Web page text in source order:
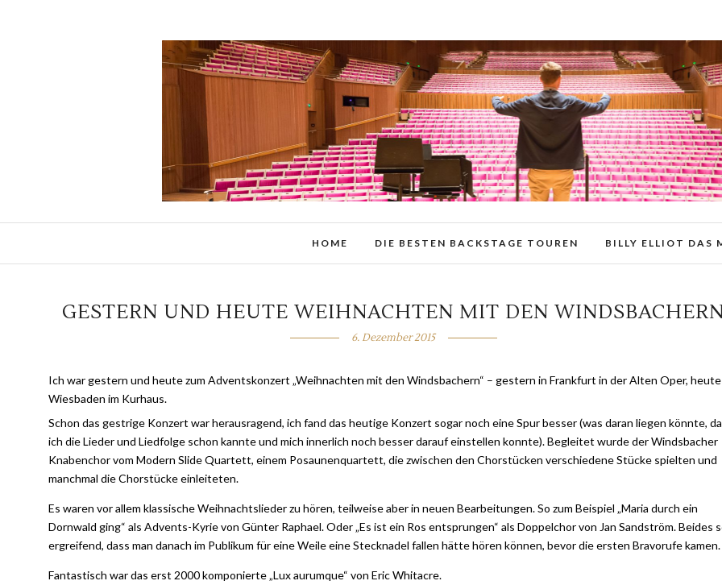
HOME DIE BESTEN BACKSTAGE TOUREN BILLY ELLIOT DAS
GESTERN UND HEUTE WEIHNACHTEN MIT DEN
6. Dezember 2015
Ich war gestern und heute zum Adventskonzert „Weihnachten mit den Windsbachern“ – gestern in Frankfurt in der Alten Oper,
Wiesbaden im Kurhaus.
Schon das gestrige Konzert war herausragend, ich fand das heutige Konzert sogar noch eine Spur besser (was daran liegen könnte,
ich die Lieder und Liedfolge schon kannte und mich innerlich noch besser darauf einstellen konnte). Begleitet wurde der Windsbacher
Knabenchor vom Modern Slide Quartett, einem Posaunenquartett, die zwischen den Chorstücken verschiedene Stücke spielten und
manchmal die Chorstücke einleiteten.
Es waren vor allem klassische Weihnachtslieder zu hören, teilweise aber in neuen Bearbeitungen. So zum Beispiel „Maria durch ein
Dornwald ging“ als Advents-Kyrie von Günter Raphael. Oder „Es ist ein Ros entsprungen“ als Doppelchor von Jan Sandström. Beides
ergreifend, dass man danach im Publikum für eine Weile eine Stecknadel fallen hätte hören können, bevor die ersten Bravorufe kamen.
Fantastisch war das erst 2000 komponierte „Lux aurumque“ von Eric Whitacre.